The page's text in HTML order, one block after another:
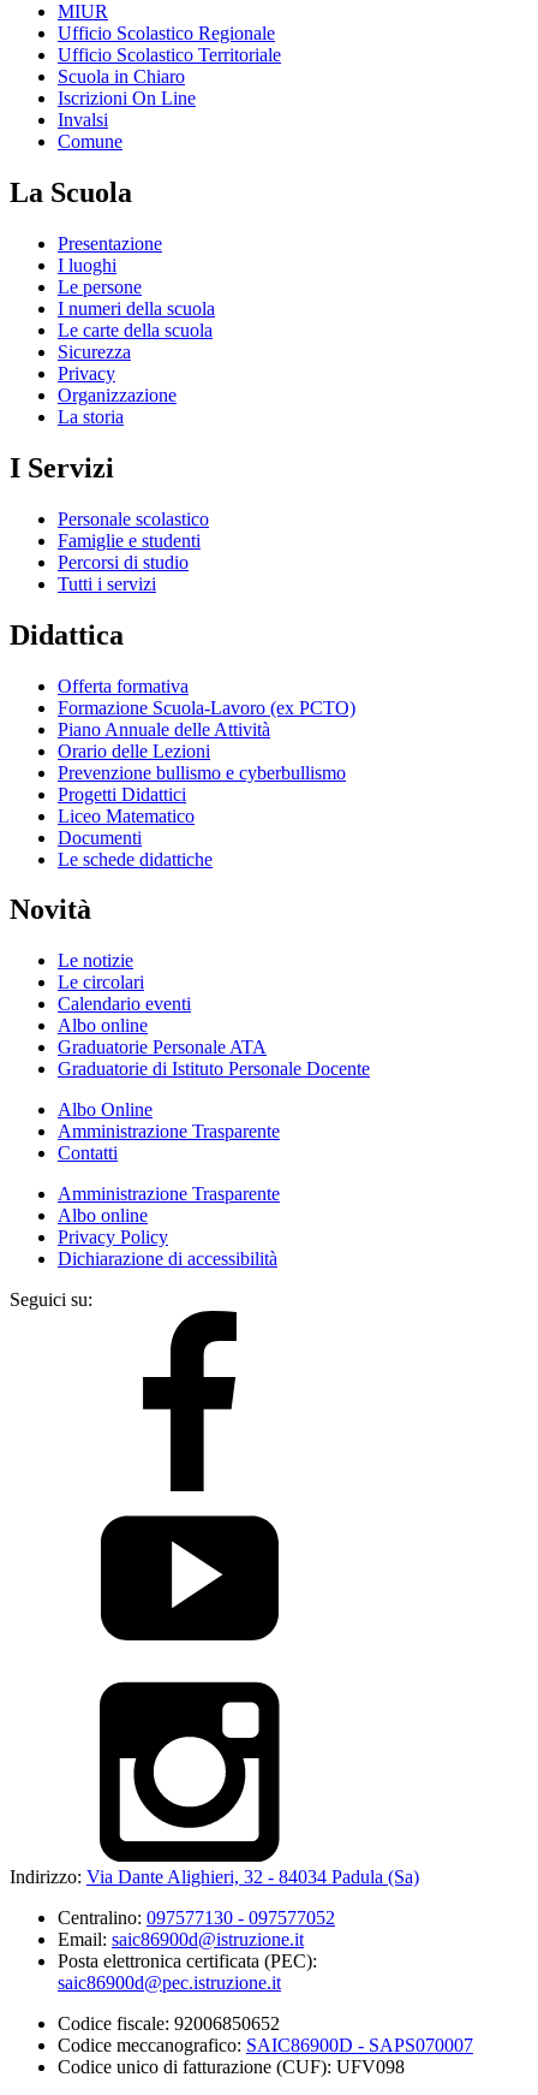
MIUR
Ufficio Scolastico Regionale
Ufficio Scolastico Territoriale
Scuola in Chiaro
Iscrizioni On Line
Invalsi
Comune
La Scuola
Presentazione
I luoghi
Le persone
I numeri della scuola
Le carte della scuola
Sicurezza
Privacy
Organizzazione
La storia
I Servizi
Personale scolastico
Famiglie e studenti
Percorsi di studio
Tutti i servizi
Didattica
Offerta formativa
Formazione Scuola-Lavoro (ex PCTO)
Piano Annuale delle Attività
Orario delle Lezioni
Prevenzione bullismo e cyberbullismo
Progetti Didattici
Liceo Matematico
Documenti
Le schede didattiche
Novità
Le notizie
Le circolari
Calendario eventi
Albo online
Graduatorie Personale ATA
Graduatorie di Istituto Personale Docente
Albo Online
Amministrazione Trasparente
Contatti
Amministrazione Trasparente
Albo online
Privacy Policy
Dichiarazione di accessibilità
Seguici su:
Indirizzo: Via Dante Alighieri, 32 - 84034 Padula (Sa)
Centralino: 097577130 - 097577052
Email: saic86900d@istruzione.it
Posta elettronica certificata (PEC):
saic86900d@pec.istruzione.it
Codice fiscale: 92006850652
Codice meccanografico: SAIC86900D - SAPS070007
Codice unico di fatturazione (CUF): UFV098